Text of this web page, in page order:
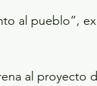
al pueblo”,
al proyecto